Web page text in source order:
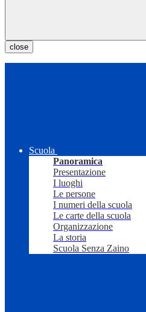
close
Scuola
Panoramica
Presentazione
I luoghi
Le persone
I numeri della scuola
Le carte della scuola
Organizzazione
La storia
Scuola Senza Zaino